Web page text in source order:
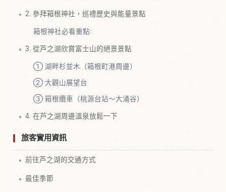
2. 參拜箱根神社，巡禮歷史與能量景點
箱根神社必看重點:
3. 從芦之湖欣賞富士山的絕景景點
① 湖畔杉並木（箱根町港周邊）
② 大觀山展望台
③ 箱根纜車（桃源台站〜大涌谷）
4. 在芦之湖周邊溫泉放鬆一下
旅客實用資訊
前往芦之湖的交通方式
最佳季節